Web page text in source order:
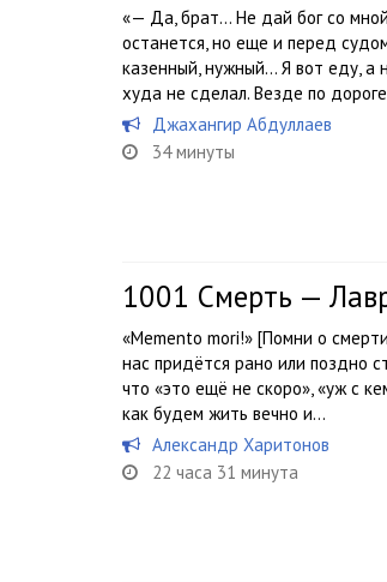
«— Да, брат… Не дай бог со мной
останется, но еще и перед
казенный, нужный… Я вот еду, а
худа не сделал. Везде по
Джахангир Абдуллаев
34 минуты
1001 Смерть —
«Memento mori!» [Помни о
нас придётся рано или поздно
что «это ещё не скоро», «уж с
как будем жить вечно и...
Александр Харитонов
22 часа 31 минута